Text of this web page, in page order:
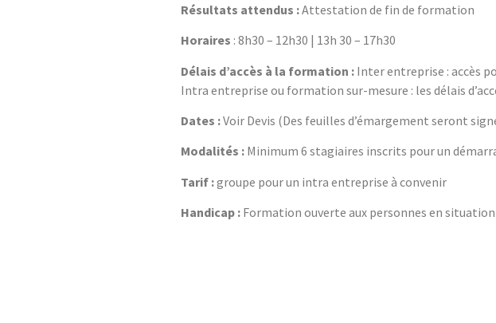
Résultats attendus :Attestation de fin de formation
Horaires : 8h30 – 12h30 | 13h 30 – 17h30
Délais d’accès à la formation :Inter entreprise : accès
Intra entreprise ou formation sur-mesure : les délais
Dates :Voir Devis (Des feuilles d’émargement seront
Modalités :Minimum 6 stagiaires inscrits pour un
Tarif :groupe pour un intra entreprise à convenir
Handicap :Formation ouverte aux personnes en situation